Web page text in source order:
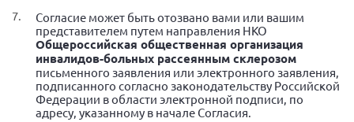
Первый съезд
Второй съезд
Третий съезд
Четвертый съезд
Согласие может быть отозвано вами или вашим
представителем путем направления НКО
Общероссийская общественная организация
инвалидов-больных рассеянным склерозом
письменного заявления или электронного заявления,
подписанного согласно законодательству Российской
Федерации в области электронной подписи, по
адресу, указанному в начале Согласия.